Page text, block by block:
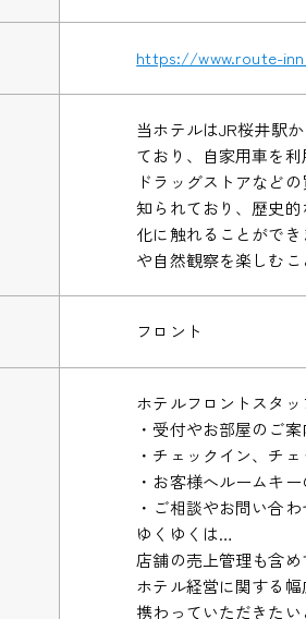
https://www.route-
当ホテルはJR桜井駅
ており、自家用車を
ドラッグストアなど
知られており、歴史
化に触れることがで
や自然観察を楽しむこ
フロント
ホテルフロントスタ
・受付やお部屋のご案
・チェックイン、チ
・お客様へルームキー
・ご相談やお問い合
ゆくゆくは…
店舗の売上管理も含め
ホテル経営に関する幅
携わっていただきたい